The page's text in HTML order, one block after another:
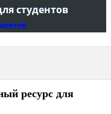
студентов
ресурс для